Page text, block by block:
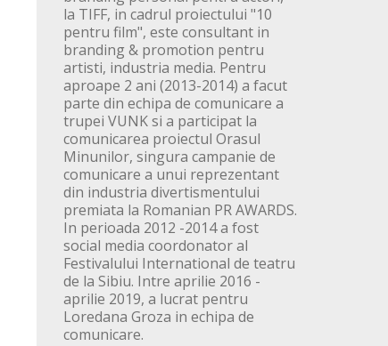
la TIFF, in cadrul proiectului "10
pentru film", este consultant in
branding & promotion pentru
artisti, industria media. Pentru
aproape 2 ani (2013-2014) a facut
parte din echipa de comunicare a
trupei VUNK si a participat la
comunicarea proiectul Orasul
Minunilor, singura campanie de
comunicare a unui reprezentant
din industria divertismentului
premiata la Romanian PR AWARDS.
In perioada 2012 -2014 a fost
social media coordonator al
Festivalului International de teatru
de la Sibiu. Intre aprilie 2016 -
aprilie 2019, a lucrat pentru
Loredana Groza in echipa de
comunicare.